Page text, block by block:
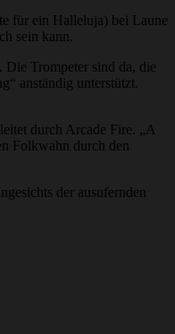
für ein Halleluja) bei Laune
sein kann.
Die Trompeter sind da, die
anständig unterstützt.
durch Arcade Fire. „A
Folkwahn durch den
der ausufernden